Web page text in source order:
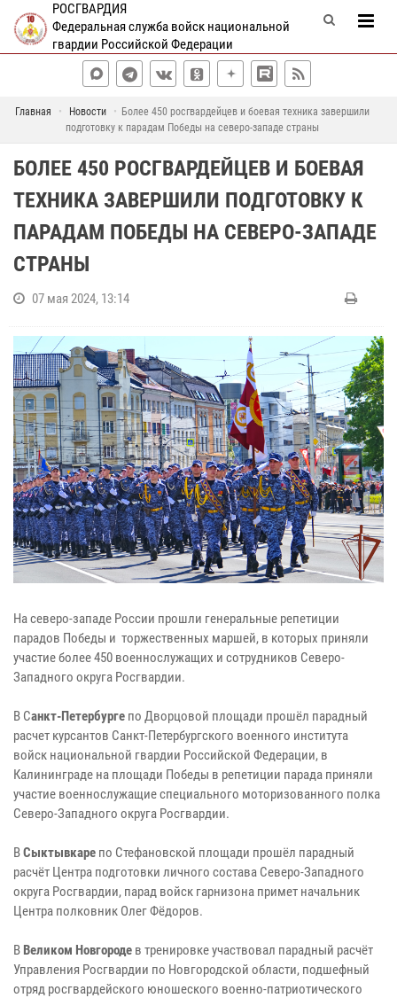
РОСГВАРДИЯ
Федеральная служба войск национальной
гвардии Российской Федерации
Главная Новости
Более 450 росгвардейцев и боевая техника завершили
подготовку к парадам Победы на северо-западе страны
БОЛЕЕ 450 РОСГВАРДЕЙЦЕВ И БОЕВАЯ
ТЕХНИКА ЗАВЕРШИЛИ ПОДГОТОВКУ К
ПАРАДАМ ПОБЕДЫ НА СЕВЕРО-ЗАПАДЕ
СТРАНЫ
07 мая 2024, 13:14
На северо-западе России прошли генеральные репетиции
парадов Победы и торжественных маршей, в которых приняли
участие более 450 военнослужащих и сотрудников Северо-
Западного округа Росгвардии.
В Санкт-Петербурге по Дворцовой площади прошёл парадный
расчет курсантов Санкт-Петербургского военного института
войск национальной гвардии Российской Федерации, в
Калининграде на площади Победы в репетиции парада приняли
участие военнослужащие специального моторизованного полка
Северо-Западного округа Росгвардии.
ВСыктывкаре по Стефановской площади прошёл парадный
расчёт Центра подготовки личного состава Северо-Западного
округа Росгвардии, парад войск гарнизона примет начальник
Центра полковник Олег Фёдоров.
В Великом Новгороде в тренировке участвовал парадный расчёт
Управления Росгвардии по Новгородской области, подшефный
отряд росгвардейского юношеского военно-патриотического